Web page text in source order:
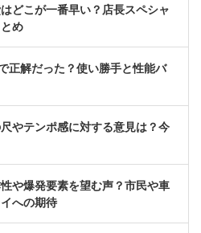
どこが一番早い？店長スペシャ
め
正解だった？使い勝手と性能バ
やテンポ感に対する意見は？今
や爆発要素を望む声？市民や車
への期待